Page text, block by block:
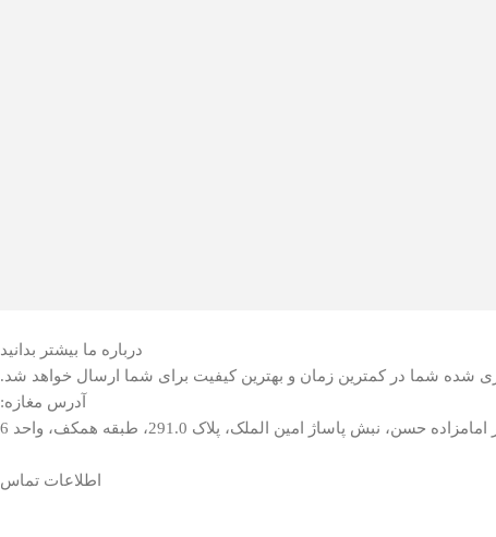
درباره ما بیشتر بدانید
شده شما در کمترین زمان و بهترین کیفیت برای شما ارسال خواهد شد.
آدرس مغازه:
امامزاده حسن، نبش پاساژ امین الملک، پلاک 291.0، طبقه همکف، واحد 6
اطلاعات تماس